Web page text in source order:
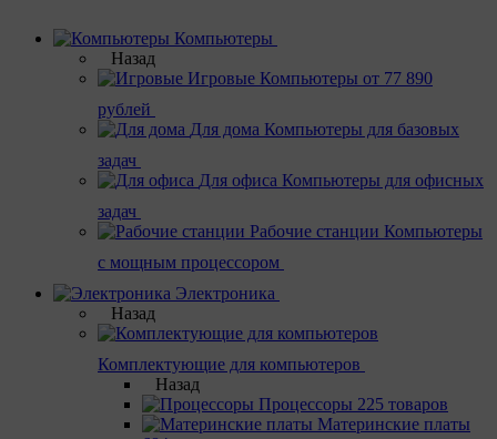
Компьютеры
Назад
Игровые Компьютеры от 77 890
рублей
Для дома Компьютеры для базовых
задач
Для офиса Компьютеры для офисных
задач
Рабочие станции Компьютеры
с мощным процессором
Электроника
Назад
Комплектующие для компьютеров
Назад
Процессоры 225 товаров
Материнcкие платы